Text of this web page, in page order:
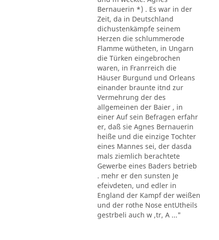
Bernauerin *) . Es war in der
Zeit, da in Deutschland
dichustenkämpfe seinem
Herzen die schlummerode
Flamme wütheten, in Ungarn
die Türken eingebrochen
waren, in Franrreich die
Häuser Burgund und Orleans
einander braunte itnd zur
Vermehrung der des
allgemeinen der Baier , in
einer Auf sein Befragen erfahr
er, daß sie Agnes Bernauerin
heiße und die einzige Tochter
eines Mannes sei, der dasda
mals ziemlich berachtete
Gewerbe eines Baders betrieb
. mehr er den sunsten Je
efeivdeten, und edler in
England der Kampf der weißen
und der rothe Nose entUtheils
gestrbeli auch w ,tr, A ..."